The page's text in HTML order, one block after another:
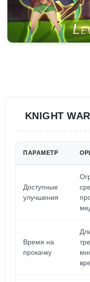
KNIGHT
ПАРАМЕТР
Доступные
улучшения
Время на
прокачку